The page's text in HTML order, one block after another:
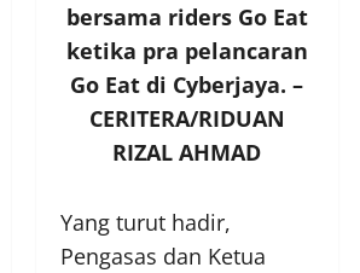
bersama riders Go Eat
ketika pra pelancaran
Go Eat di Cyberjaya. –
CERITERA/RIDUAN
RIZAL AHMAD
Yang turut hadir,
Pengasas dan Ketua